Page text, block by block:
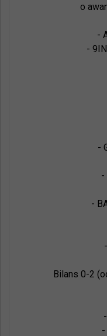
o
-
-
-
-
-
Bilans 0-2
-